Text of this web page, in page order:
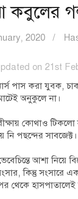
কবুলের
2020
on 21st
পাস করা যুবক,
অনুকুলে না।
কোথাও টিকলো
নি পছন্দের সাবজেক্ট।
আশা নিয়ে
কিন্তু সংসারে
থেকে